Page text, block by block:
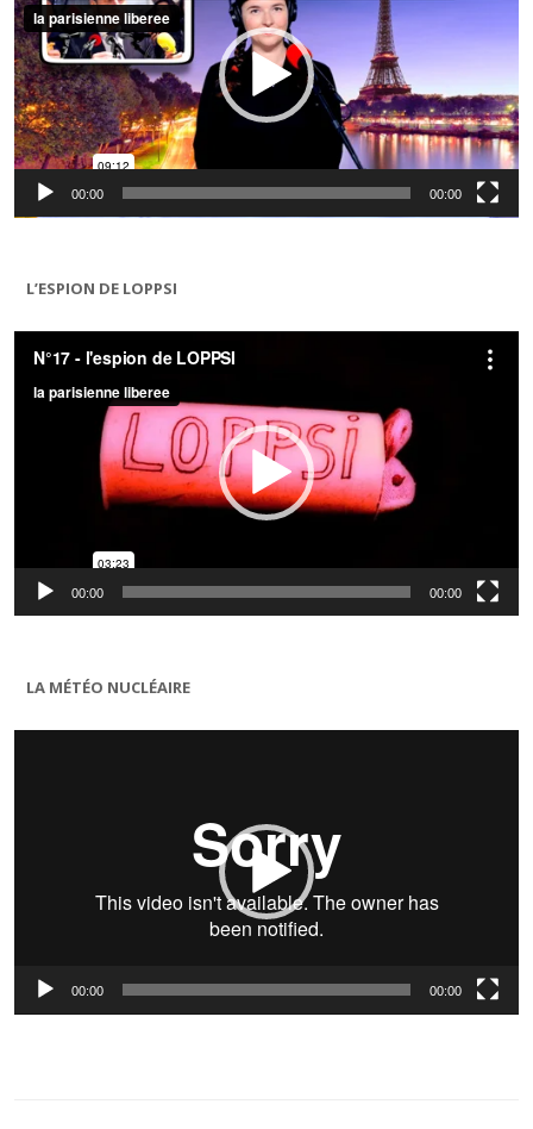
00:00 00:00
L’ESPION DE LOPPSI
Lecteur
vidéo
00:00 00:00
LA MÉTÉO NUCLÉAIRE
Lecteur
00:00 00:00